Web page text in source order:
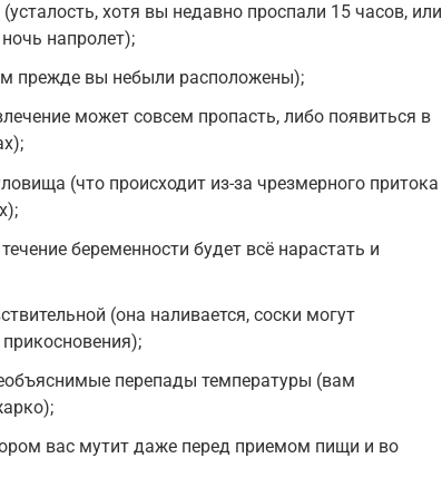
хотя вы недавно проспали 15 часов, или
напролет);
прежде вы небыли расположены);
может совсем пропасть, либо появиться в
(что происходит из-за чрезмерного притока
беременности будет всё нарастать и
(она наливается, соски могут
перепады температуры (вам
вас мутит даже перед приемом пищи и во